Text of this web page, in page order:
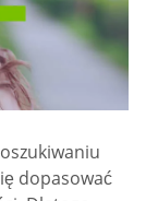
dopasować